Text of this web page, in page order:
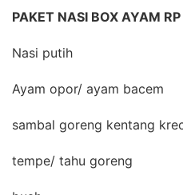
PAKET NASI BOX AYAM
Nasi putih
Ayam opor/ ayam bacem
sambal goreng kentang
tempe/ tahu goreng